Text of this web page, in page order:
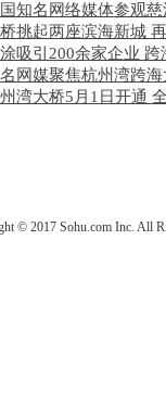
知名网络媒体参观
挑起两座滨海新城
吸引200余家企业
网媒聚焦杭州湾跨
湾大桥5月1日开通
© 2017 Sohu.com Inc. All